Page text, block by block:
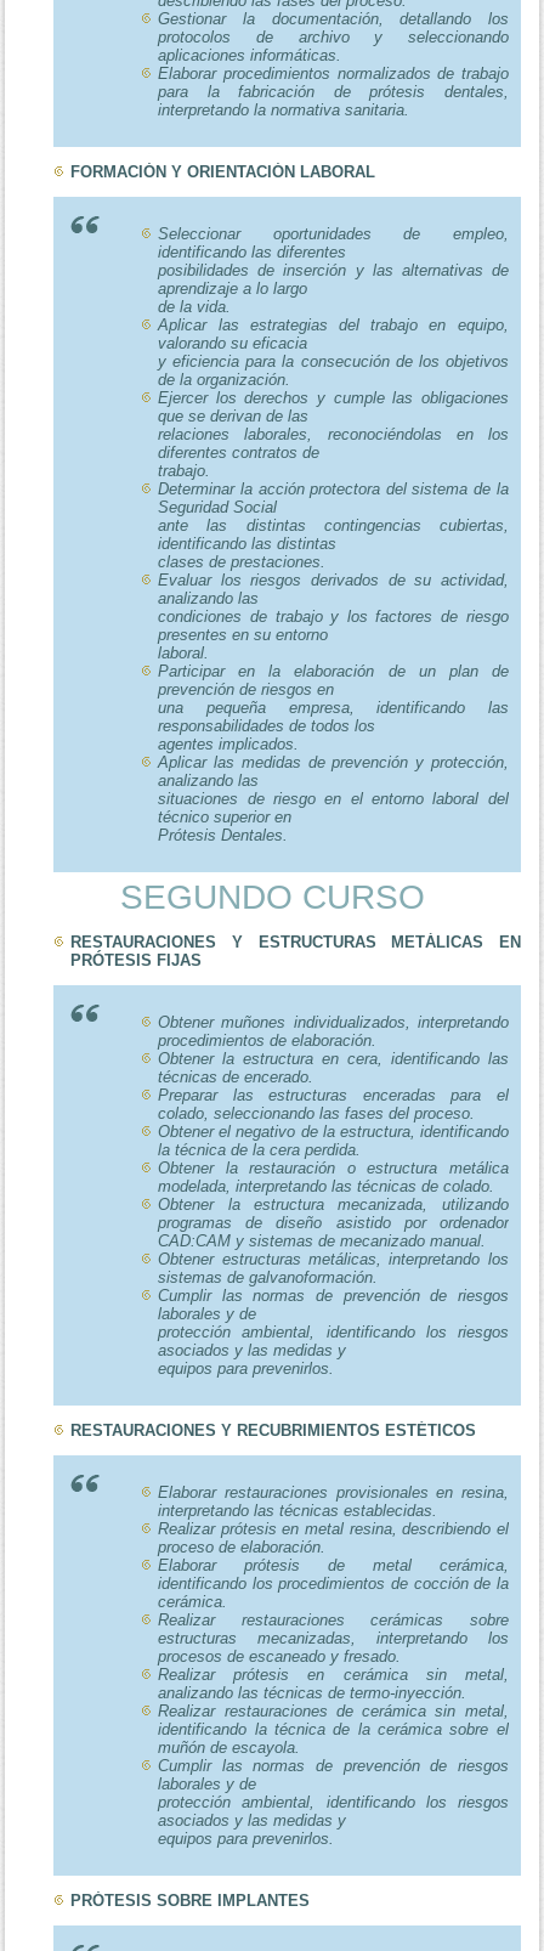
Gestionar la documentación, detallando los
protocolos de archivo y seleccionando
aplicaciones informáticas.
Elaborar procedimientos normalizados de trabajo
para la fabricación de prótesis dentales,
interpretando la normativa sanitaria.
FORMACIÓN Y ORIENTACIÓN LABORAL
Seleccionar oportunidades de empleo,
identificando las diferentes
posibilidades de inserción y las alternativas de
aprendizaje a lo largo
de la vida.
Aplicar las estrategias del trabajo en equipo,
valorando su eficacia
y eficiencia para la consecución de los objetivos
de la organización.
Ejercer los derechos y cumple las obligaciones
que se derivan de las
relaciones laborales, reconociéndolas en los
diferentes contratos de
trabajo.
Determinar la acción protectora del sistema de la
Seguridad Social
ante las distintas contingencias cubiertas,
identificando las distintas
clases de prestaciones.
Evaluar los riesgos derivados de su actividad,
analizando las
condiciones de trabajo y los factores de riesgo
presentes en su entorno
laboral.
Participar en la elaboración de un plan de
prevención de riesgos en
una pequeña empresa, identificando las
responsabilidades de todos los
agentes implicados.
Aplicar las medidas de prevención y protección,
analizando las
situaciones de riesgo en el entorno laboral del
técnico superior en
Prótesis Dentales.
SEGUNDO CURSO
RESTAURACIONES Y ESTRUCTURAS METÁLICAS EN
PRÓTESIS FIJAS
Obtener muñones individualizados, interpretando
procedimientos de elaboración.
Obtener la estructura en cera, identificando las
técnicas de encerado.
Preparar las estructuras enceradas para el
colado, seleccionando las fases del proceso.
Obtener el negativo de la estructura, identificando
la técnica de la cera perdida.
Obtener la restauración o estructura metálica
modelada, interpretando las técnicas de colado.
Obtener la estructura mecanizada, utilizando
programas de diseño asistido por ordenador
CAD:CAM y sistemas de mecanizado manual.
Obtener estructuras metálicas, interpretando los
sistemas de galvanoformación.
Cumplir las normas de prevención de riesgos
laborales y de
protección ambiental, identificando los riesgos
asociados y las medidas y
equipos para prevenirlos.
RESTAURACIONES Y RECUBRIMIENTOS ESTÉTICOS
Elaborar restauraciones provisionales en resina,
interpretando las técnicas establecidas.
Realizar prótesis en metal resina, describiendo el
proceso de elaboración.
Elaborar prótesis de metal cerámica,
identificando los procedimientos de cocción de la
cerámica.
Realizar restauraciones cerámicas sobre
estructuras mecanizadas, interpretando los
procesos de escaneado y fresado.
Realizar prótesis en cerámica sin metal,
analizando las técnicas de termo-inyección.
Realizar restauraciones de cerámica sin metal,
identificando la técnica de la cerámica sobre el
muñón de escayola.
Cumplir las normas de prevención de riesgos
laborales y de
protección ambiental, identificando los riesgos
asociados y las medidas y
equipos para prevenirlos.
PRÓTESIS SOBRE IMPLANTES